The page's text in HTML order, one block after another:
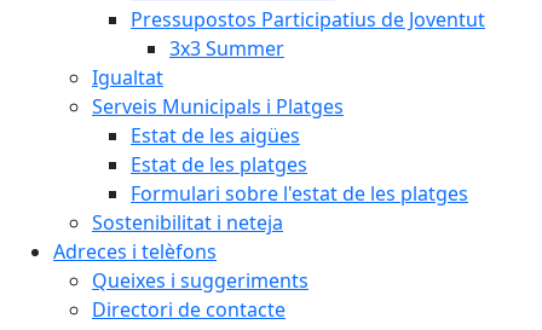
Pressupostos Participatius de Joventut
3x3 Summer
Igualtat
Serveis Municipals i Platges
Estat de les aigües
Estat de les platges
Formulari sobre l'estat de les platges
Sostenibilitat i neteja
Adreces i telèfons
Queixes i suggeriments
Directori de contacte